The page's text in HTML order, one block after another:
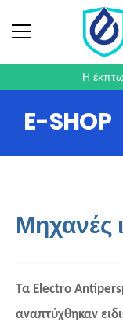
Η
E-SHOP
Μηχανές
Τα Electro
αναπτύχθηκαν